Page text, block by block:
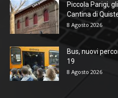
Piccola Parigi,
Cantina di
8 Agosto 2026
Bus, nuovi
19
8 Agosto 2026